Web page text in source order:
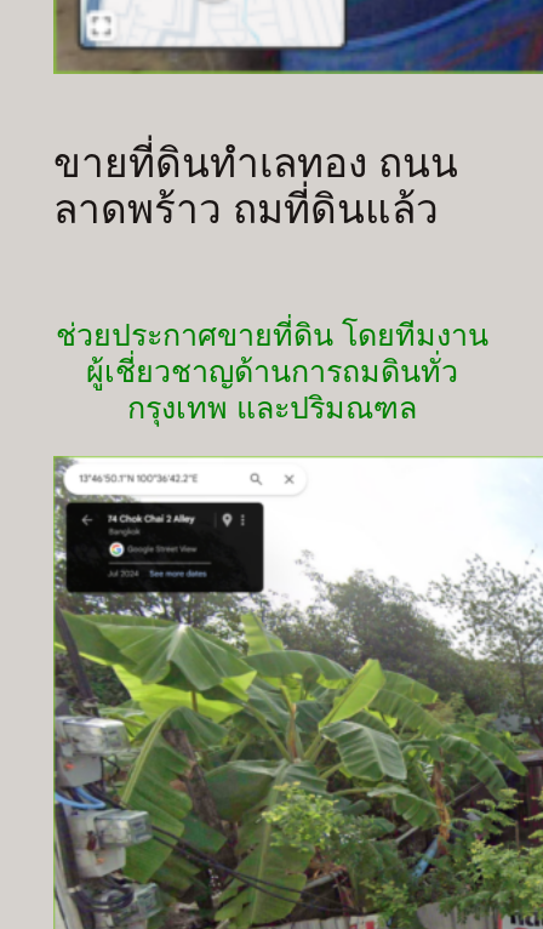
ขายที่ดินทำเลทอง ถนน
ลาดพร้าว ถมที่ดินแล้ว
ช่วยประกาศขายที่ดิน โดยทีมงาน
ผู้เชี่ยวชาญด้านการถมดินทั่ว
กรุงเทพ และปริมณฑล